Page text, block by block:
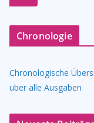
Chronologie
Chronologische
über alle Ausgaben